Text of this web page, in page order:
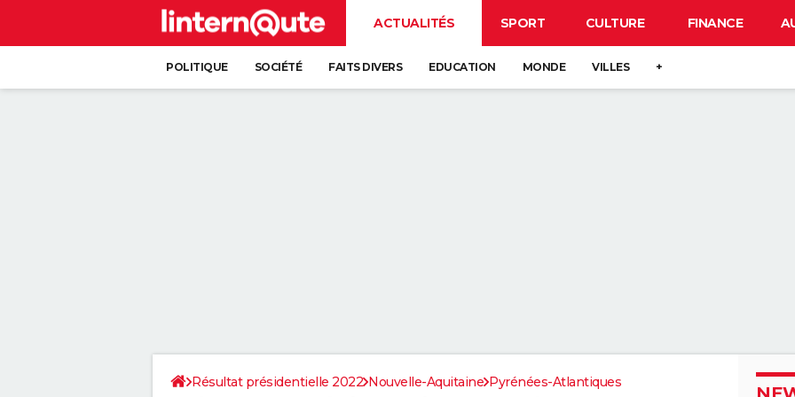
ACTUALITÉS SPORT CULTURE FINANCE
POLITIQUE SOCIÉTÉ FAITS DIVERS EDUCATION MONDE VILLES +
Résultat présidentielle 2022 Nouvelle-Aquitaine Pyrénées-Atlantiques